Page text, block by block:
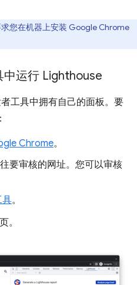
您在机器上安装 Google Chrome
运行 Lighthouse
工具中拥有自己的面板。要
Chrome。
要审核的网址。您可以审核
具。
。